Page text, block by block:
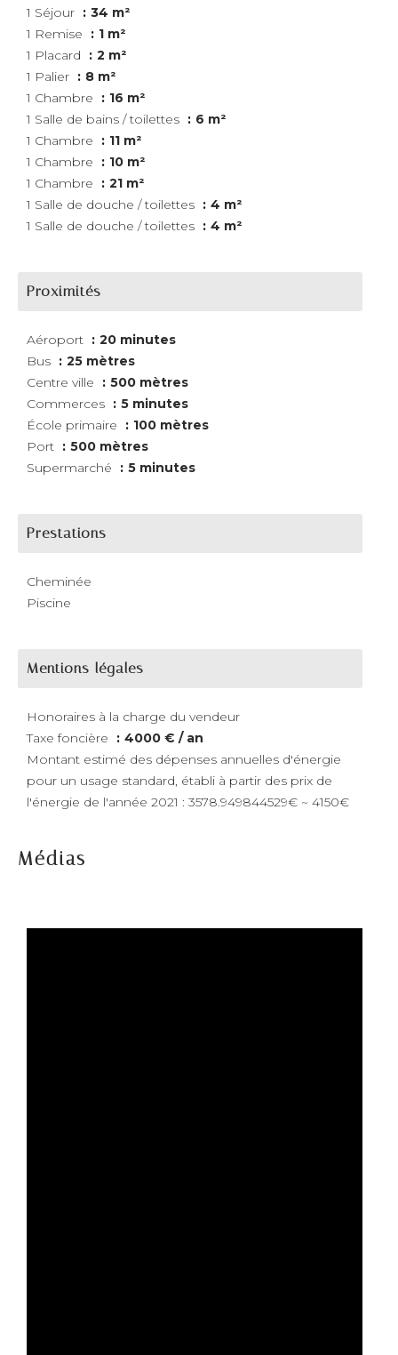
1 Séjour
34 m²
1 Remise
1 m²
1 Placard
2 m²
1 Palier
8 m²
1 Chambre
16 m²
1 Salle de bains / toilettes
6 m²
1 Chambre
11 m²
1 Chambre
10 m²
1 Chambre
21 m²
1 Salle de douche / toilettes
4 m²
1 Salle de douche / toilettes
4 m²
Proximités
Aéroport
20 minutes
Bus
25 mètres
Centre ville
500 mètres
Commerces
5 minutes
École primaire
100 mètres
Port
500 mètres
Supermarché
5 minutes
Prestations
Cheminée
Piscine
Mentions légales
Honoraires à la charge du vendeur
Taxe foncière
4000 € / an
Montant estimé des dépenses annuelles d'énergie
pour un usage standard, établi à partir des prix de
l'énergie de l'année 2021 : 3578.949844529€ ~ 4150€
Médias